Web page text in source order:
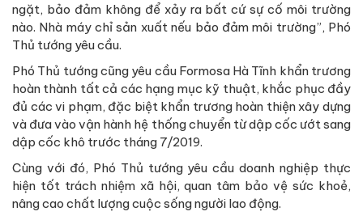
ngặt, bảo đảm không để xảy ra bất cứ sự cố môi trường
nào. Nhà máy chỉ sản xuất nếu bảo đảm môi trường”, Phó
Thủ tướng yêu cầu.
Phó Thủ tướng cũng yêu cầu Formosa Hà Tĩnh khẩn trương
hoàn thành tất cả các hạng mục kỹ thuật, khắc phục đầy
đủ các vi phạm, đặc biệt khẩn trương hoàn thiện xây dựng
và đưa vào vận hành hệ thống chuyển từ dập cốc ướt sang
dập cốc khô trước tháng 7/2019.
Cùng với đó, Phó Thủ tướng yêu cầu doanh nghiệp thực
hiện tốt trách nhiệm xã hội, quan tâm bảo vệ sức khoẻ,
nâng cao chất lượng cuộc sống người lao động.